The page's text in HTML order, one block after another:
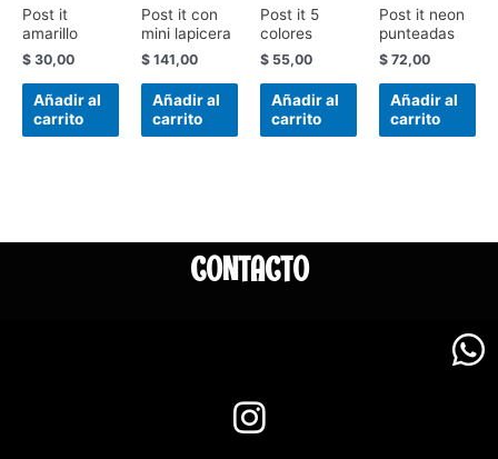
Post it
amarillo
$ 30,00
Añadir al
carrito
Post it con
mini lapicera
$ 141,00
Añadir al
carrito
Post it 5
colores
$ 55,00
Añadir al
carrito
Post it neon
punteadas
$ 72,00
Añadir al
carrito
CONTACTO